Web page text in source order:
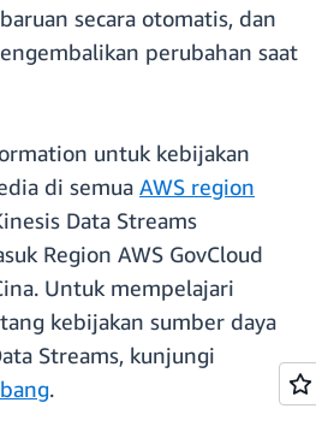
secara otomatis, dan
perubahan saat
untuk kebijakan
di semua AWS region
Data Streams
Region AWS GovCloud
Untuk mempelajari
kebijakan sumber daya
Streams, kunjungi
.